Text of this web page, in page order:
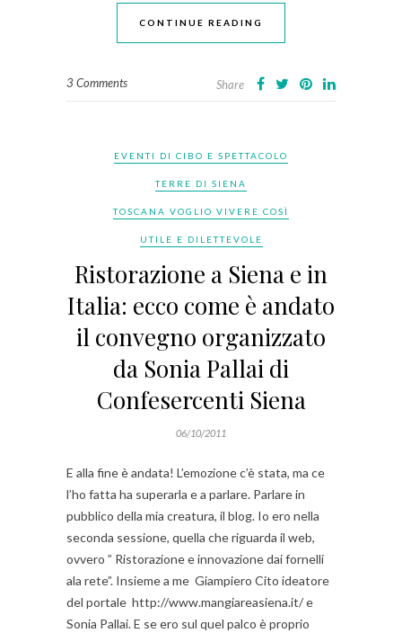
CONTINUE READING
3 Comments Share
EVENTI DI CIBO E SPETTACOLO
TERRE DI SIENA
TOSCANA VOGLIO VIVERE COSÌ
UTILE E DILETTEVOLE
Ristorazione a Siena e in
Italia: ecco come è andato
il convegno organizzato
da Sonia Pallai di
Confesercenti Siena
06/10/2011
E alla fine è andata! L’emozione c’è stata, ma ce
l’ho fatta ha superarla e a parlare. Parlare in
pubblico della mia creatura, il blog. Io ero nella
seconda sessione, quella che riguarda il web,
ovvero ” Ristorazione e innovazione dai fornelli
ala rete”. Insieme a me Giampiero Cito ideatore
del portale http://www.mangiareasiena.it/ e
Sonia Pallai. E se ero sul quel palco è proprio